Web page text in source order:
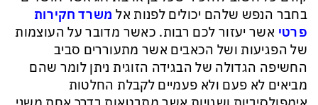
בחבר הנפש שלהם יכולים לפנות אל משרד חקירות
פרטי אשר יעזור לכם רבות. כאשר מדובר על העוצמות
של הפגיעות ושל הכאבים אשר מתעוררים סביב
החשיפה הגדולה של הבגידה הזוגית ניתן לומר שהם
מביאים לא פעם ולא פעמיים לקבלת החלטות